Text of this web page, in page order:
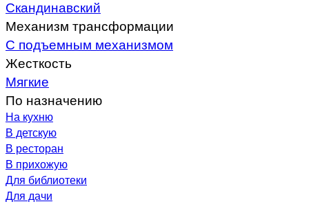
Скандинавский
Механизм трансформации
С подъемным механизмом
Жесткость
Мягкие
По назначению
На кухню
В детскую
В ресторан
В прихожую
Для библиотеки
Для дачи